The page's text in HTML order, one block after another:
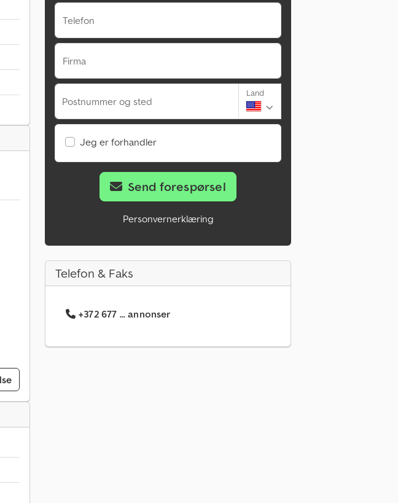
Telefon
Firma
Postnummer og sted
Land
Jeg er forhandler
Send forespørsel
Personvernerklæring
Telefon & Faks
+372 677 ... annonser